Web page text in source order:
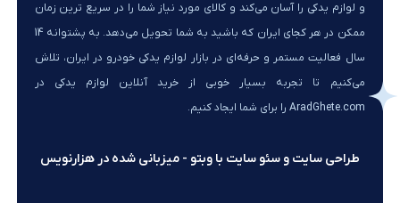
و لوازم یدکی را آسان می‌کند و کالای مورد نیاز شما را در سریع ترین زمان
ممکن در هر کجای ایران که باشید به شما تحویل می‌دهد. به پشتوانه 14
سال فعالیت مستمر و حرفه‌ای در بازار لوازم یدکی خودرو در ایران، تلاش
می‌کنیم تا تجربه بسیار خوبی از خرید آنلاین لوازم یدکی در
AradGhete.com را برای شما ایجاد کنیم.
طراحی سایت و سئو سایت با وبتو - میزبانی شده در هزارنویس